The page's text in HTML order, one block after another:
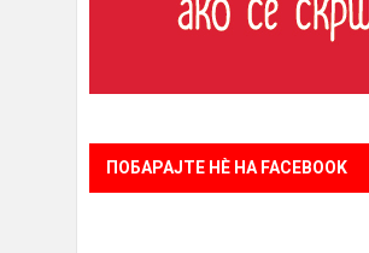
ПОБАРАЈТЕ НÈ НА FACEBOOK